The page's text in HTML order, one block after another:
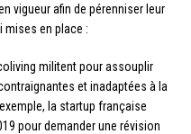
vigueur afin de pérenniser leur
en place :
militent pour assouplir
et inadaptées à la
la startup française
pour demander une révision